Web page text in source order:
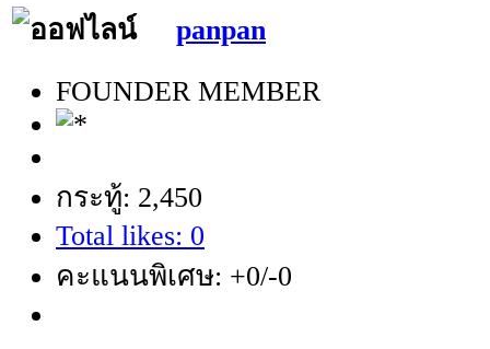
panpan
FOUNDER MEMBER
กระทู้: 2,450
Total likes: 0
คะแนนพิเศษ: +0/-0